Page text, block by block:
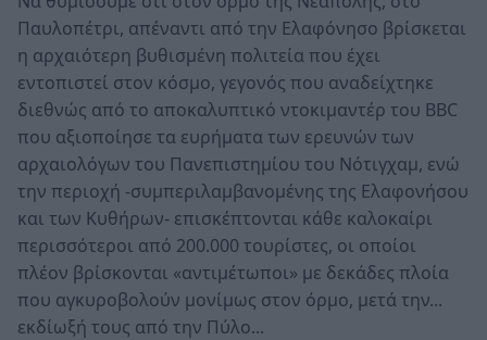
Παυλοπέτρι, απέναντι από την Ελαφόνησο βρίσκεται
η αρχαιότερη βυθισμένη πολιτεία που έχει
εντοπιστεί στον κόσμο, γεγονός που αναδείχτηκε
διεθνώς από το αποκαλυπτικό ντοκιμαντέρ του BBC
που αξιοποίησε τα ευρήματα των ερευνών των
αρχαιολόγων του Πανεπιστημίου του Νότιγχαμ, ενώ
την περιοχή -συμπεριλαμβανομένης της Ελαφονήσου
και των Κυθήρων- επισκέπτονται κάθε καλοκαίρι
περισσότεροι από 200.000 τουρίστες, οι οποίοι
πλέον βρίσκονται «αντιμέτωποι» με δεκάδες πλοία
που αγκυροβολούν μονίμως στον όρμο, μετά την...
εκδίωξή τους από την Πύλο...